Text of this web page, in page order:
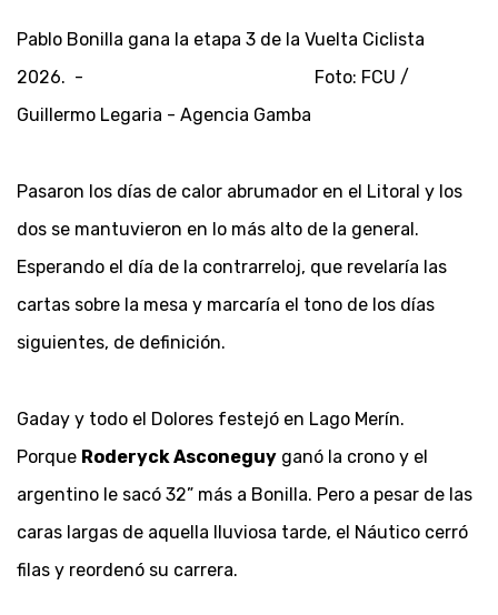
Pablo Bonilla gana la etapa 3 de la Vuelta Ciclista
2026. - Foto: FCU /
Guillermo Legaria - Agencia Gamba
Pasaron los días de calor abrumador en el Litoral y los
dos se mantuvieron en lo más alto de la general.
Esperando el día de la contrarreloj, que revelaría las
cartas sobre la mesa y marcaría el tono de los días
siguientes, de definición.
Gaday y todo el Dolores festejó en Lago Merín.
Porque Roderyck Asconeguy ganó la crono y el
argentino le sacó 32” más a Bonilla. Pero a pesar de las
caras largas de aquella lluviosa tarde, el Náutico cerró
filas y reordenó su carrera.